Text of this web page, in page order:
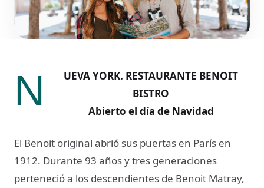
N
UEVA YORK. RESTAURANTE BENOIT
BISTRO
Abierto el día de Navidad
El Benoit original abrió sus puertas en París en
1912. Durante 93 años y tres generaciones
perteneció a los descendientes de Benoit Matray,